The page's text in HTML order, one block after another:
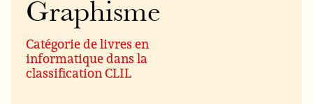
Graphisme
Catégorie de livres en
informatique dans la
classification CLIL